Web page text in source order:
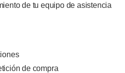
de tu equipo de asistencia
de compra